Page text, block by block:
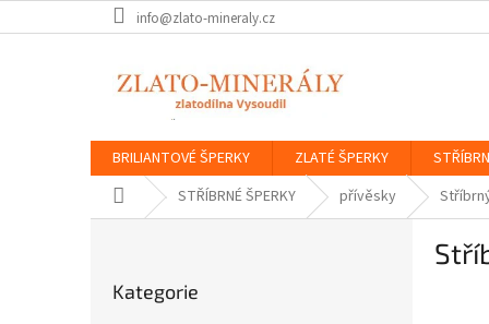
na
info@zlato-mineraly.cz
BRILIANTOVÉ ŠPERKY ZLATÉ ŠPERKY
Domů STŘÍBRNÉ ŠPERKY přívěsky
kategorie
Kategorie